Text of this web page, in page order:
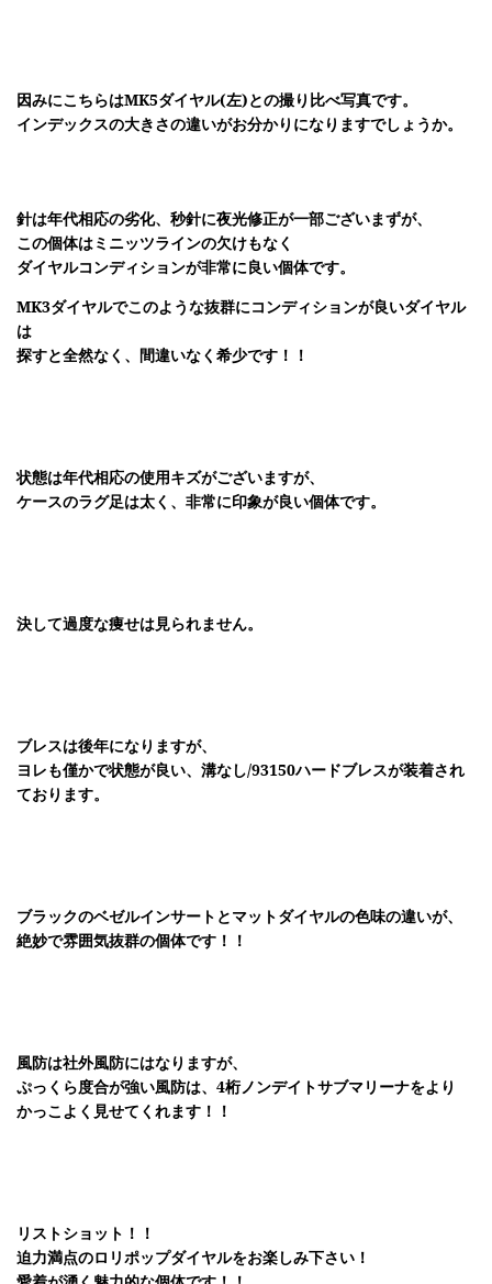
因みにこちらはMK5ダイヤル(左)との撮り比べ写真です。
インデックスの大きさの違いがお分かりになりますでしょうか。
針は年代相応の劣化、秒針に夜光修正が一部ございまずが、
この個体はミニッツラインの欠けもなく
ダイヤルコンディションが非常に良い個体です。
MK3ダイヤルでこのような抜群にコンディションが良いダイヤル
は
探すと全然なく、間違いなく希少です！！
状態は年代相応の使用キズがございますが、
ケースのラグ足は太く、非常に印象が良い個体です。
決して過度な痩せは見られません。
ブレスは後年になりますが、
ヨレも僅かで状態が良い、溝なし/93150ハードブレスが装着され
ております。
ブラックのベゼルインサートとマットダイヤルの色味の違いが、
絶妙で雰囲気抜群の個体です！！
風防は社外風防にはなりますが、
ぷっくら度合が強い風防は、4桁ノンデイトサブマリーナをより
かっこよく見せてくれます！！
リストショット！！
迫力満点のロリポップダイヤルをお楽しみ下さい！